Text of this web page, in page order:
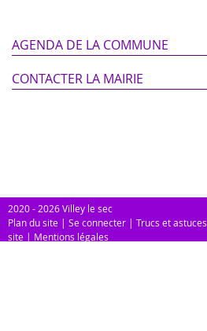
AGENDA DE LA COMMUNE
CONTACTER LA MAIRIE
2020 - 2026 Villey le sec
Plan du site | Se connecter | Trucs et astuces
site | Mentions légales